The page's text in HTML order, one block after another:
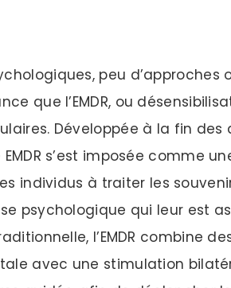
peu d’approches
que l’EMDR, ou
Développée à la fin des
s’est imposée comme
individus à traiter les
psychologique qui leur est
l’EMDR combine
avec une stimulation